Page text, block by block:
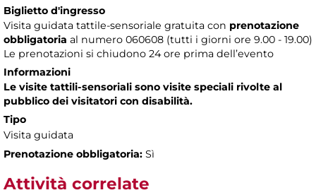
Biglietto d'ingresso
Visita guidata tattile-sensoriale gratuita con prenotazione
obbligatoria al numero 060608 (tutti i giorni ore 9.00 - 19.00)
Le prenotazioni si chiudono 24 ore prima dell’evento
Informazioni
Le visite tattili-sensoriali sono visite speciali rivolte al
pubblico dei visitatori con disabilità.
Tipo
Visita guidata
Prenotazione obbligatoria: Sì
Attività correlate